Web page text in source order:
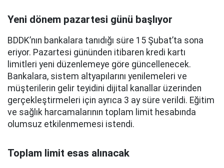
Yeni dönem pazartesi günü başlıyor
BDDK’nın bankalara tanıdığı süre 15 Şubat’ta sona
eriyor. Pazartesi gününden itibaren kredi kartı
limitleri yeni düzenlemeye göre güncellenecek.
Bankalara, sistem altyapılarını yenilemeleri ve
müşterilerin gelir teyidini dijital kanallar üzerinden
gerçekleştirmeleri için ayrıca 3 ay süre verildi. Eğitim
ve sağlık harcamalarının toplam limit hesabında
olumsuz etkilenmemesi istendi.
Toplam limit esas alınacak